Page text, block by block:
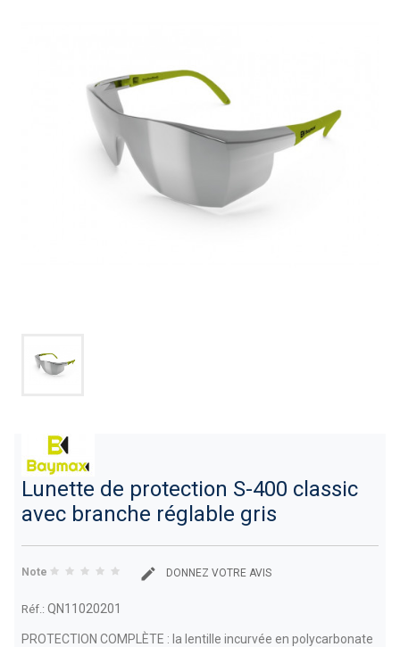
Lunette de protection S-400 classic
avec branche réglable gris
Note DONNEZ VOTRE AVIS
Réf.: QN11020201
PROTECTION COMPLÈTE : la lentille incurvée en polycarbonate